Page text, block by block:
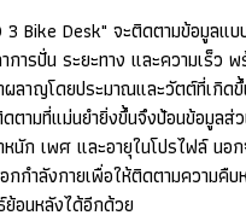
3 Bike Desk" จะติดตามข้อมูลแบ
การปั่น ระยะทาง และความเร็ว
ผลาญโดยประมาณและวัตต์ที่เกิดขึ้
ตามที่แม่นยำยิ่งขึ้นจึงป้อนข้อมูลส่
นัก เพศ และอายุในโปรไฟล์ นอ
กำลังกายเพื่อให้ติดตามความคืบ
ย้อนหลังได้อีกด้วย